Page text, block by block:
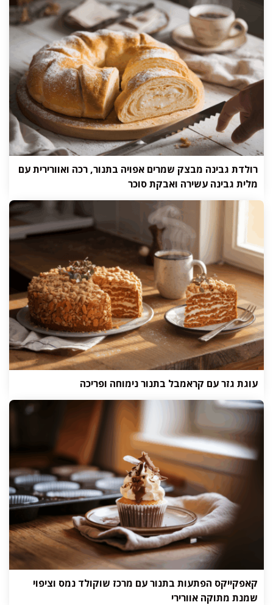
רולדת גבינה מבצק שמרים אפויה בתנור, רכה ואוורירית עם
מלית גבינה עשירה ואבקת סוכר
עוגת גזר עם קראמבל בתנור נימוחה ופריכה
קאפקייקס הפתעות בתנור עם מרכז שוקולד נמס וציפוי
שמנת מתוקה אוורירי